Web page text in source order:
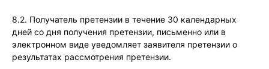
8.2. Получатель претензии в течение 30 календарных
дней со дня получения претензии, письменно или в
электронном виде уведомляет заявителя претензии о
результатах рассмотрения претензии.